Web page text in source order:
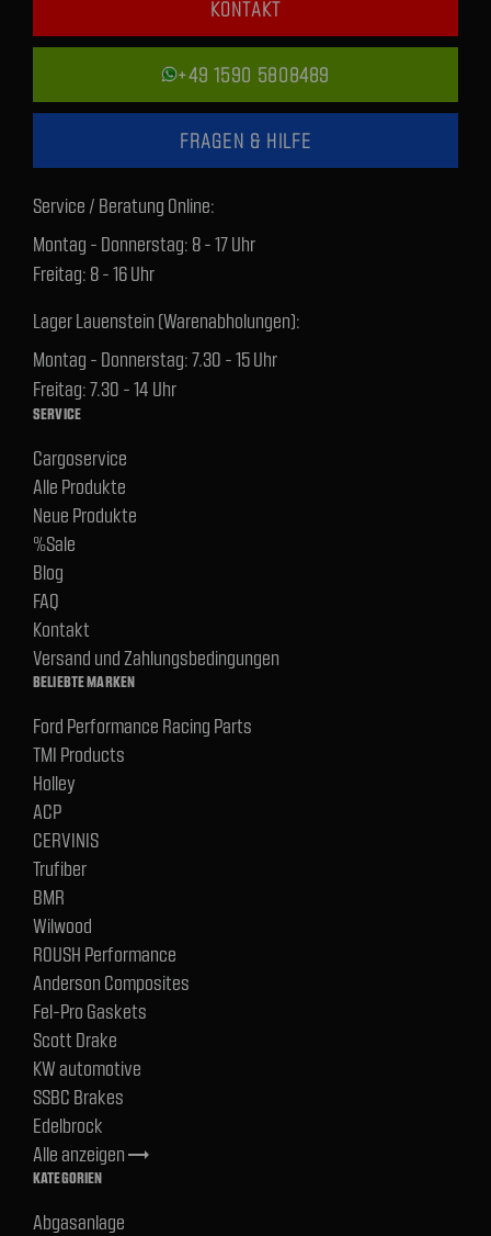
KONTAKT
+49 1590 5808489
FRAGEN & HILFE
Service / Beratung Online:
Montag - Donnerstag: 8 - 17 Uhr
Freitag: 8 - 16 Uhr
Lager Lauenstein (Warenabholungen):
Montag - Donnerstag: 7.30 - 15 Uhr
Freitag: 7.30 - 14 Uhr
SERVICE
Cargoservice
Alle Produkte
Neue Produkte
%Sale
Blog
FAQ
Kontakt
Versand und Zahlungsbedingungen
BELIEBTE MARKEN
Ford Performance Racing Parts
TMI Products
Holley
ACP
CERVINIS
Trufiber
BMR
Wilwood
ROUSH Performance
Anderson Composites
Fel-Pro Gaskets
Scott Drake
KW automotive
SSBC Brakes
Edelbrock
Alle anzeigentrending_flat
KATEGORIEN
Abgasanlage